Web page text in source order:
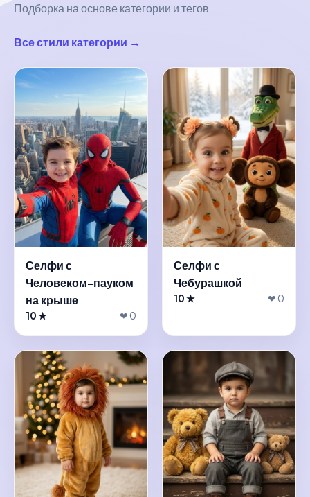
Подборка на основе категории и тегов
Все стили категории →
Селфи с
Человеком-пауком
на крыше
10 ★ ❤ 0
Селфи с
Чебурашкой
10 ★ ❤ 0